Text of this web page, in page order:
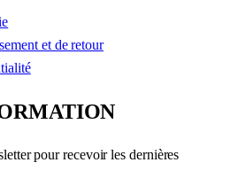
et de retour
pour recevoir les dernières